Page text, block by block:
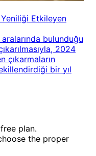
Etkileyen
bulunduğu
2024
çıkarmaların
bir yıl
plan.
the proper